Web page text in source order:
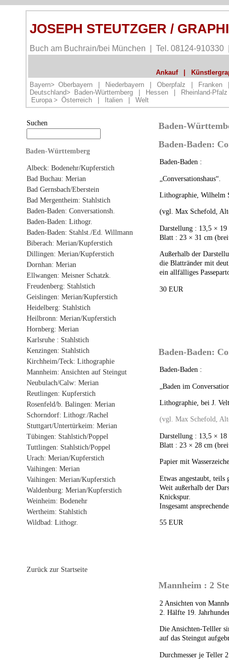
JOSEPH STEUTZGER /
Buch am Buchrain/bei München | Tel. 08124-
Ankauf
Bayern> Oberbayern Niederbayern Oberpfalz Franken
Deutschland>
Baden-Württemberg Hessen
Rheinland-Pfalz
Europa > Österreich Italien Welt
Suchen
Baden-Württemberg
Albeck: Bodenehr/Kupferstich
Bad Buchau: Merian
Bad Gernsbach/Eberstein
Bad Mergentheim: Stahlstich
Baden-Baden: Conversationsh.
Baden-Baden: Lithogr.
Baden-Baden: Stahlst./Ed. Willmann
Biberach: Merian/Kupferstich
Dillingen: Merian/Kupferstich
Dornhan: Merian
Ellwangen: Meisner Schatzk.
Freudenberg: Stahlstich
Geislingen: Merian/Kupferstich
Heidelberg: Stahlstich
Heilbronn: Merian/Kupferstich
Hornberg: Merian
Karlsruhe : Stahlstich
Kenzingen: Stahlstich
Kirchheim/Teck: Lithographie
Mannheim: Ansichten auf Steingut
Neubulach/Calw: Merian
Reutlingen: Kupferstich
Rosenfeld/b. Balingen: Merian
Schorndorf: Lithogr./Rachel
Stuttgart/Untertürkeim: Merian
Tübingen: Stahlstich/Poppel
Tuttlingen: Stahlstich/Poppel
Urach: Merian/Kupferstich
Vaihingen: Merian
Vaihingen: Merian/Kupferstich
Waldenburg: Merian/Kupferstich
Weinheim: Bodenehr
Wertheim: Stahlstich
Wildbad: Lithogr.
Zurück zur Startseite
Baden-
Baden-Baden:
Baden-Baden :
„Conversationshaus“.
Lithographie, Wilhelm
(vgl. Max Schefold,
Darstellung : 13,5 × 19
Blatt : 23 × 31 cm
Außerhalb der
die Blattränder mit
ein allfälliges
30 EUR
Baden-Baden:
Baden-Baden :
„Baden im
Lithographie, bei J.
(vgl. Max Schefold,
Darstellung : 13,5 × 18
Blatt : 23 × 28 cm
Papier mit
Etwas angestaubt,
Weit außerhalb der
Knickspur.
Insgesamt
55 EUR
Mannheim : 2
2 Ansichten von
2. Hälfte 19.
Die Ansichten-Telller
auf das Steingut
Durchmesser je Teller